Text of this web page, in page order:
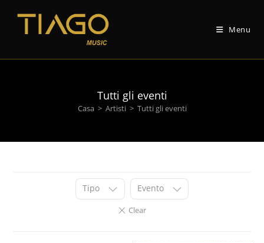
contenuto
Menu
Tutti gli eventi
Casa > Artisti > Tutti gli eventi
Tipo Evento